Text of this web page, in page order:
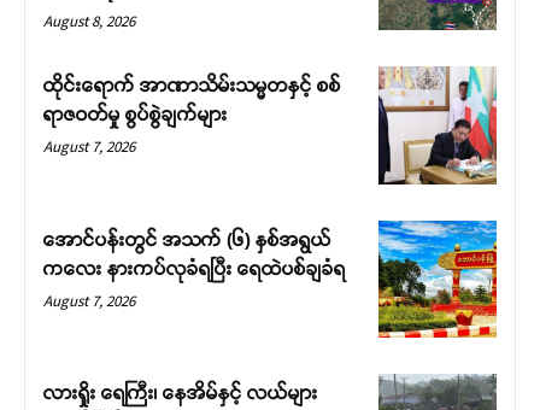
August 8, 2026
ထိုင်းရောက် အာဏာသိမ်းသမ္မတနှင့် စစ်
ရာဇဝတ်မှု စွပ်စွဲချက်များ
August 7, 2026
အောင်ပန်းတွင် အသက် (၆) နှစ်အရွယ်
ကလေး နားကပ်လုခံရပြီး ရေထဲပစ်ချခံရ
August 7, 2026
လားရှိုး ရေကြီး၊ နေအိမ်နှင့် လယ်များ